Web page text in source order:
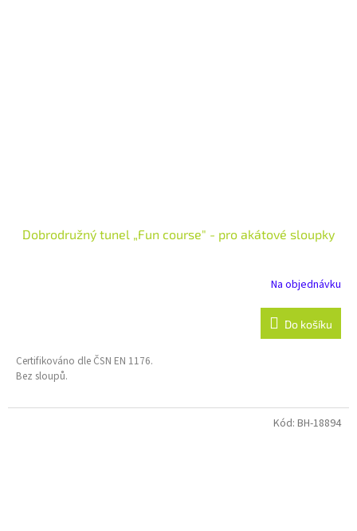
Dobrodružný tunel „Fun course" - pro akátové sloupky
Na objednávku
Do košíku
Certifikováno dle ČSN EN 1176.
Bez sloupů.
Kód: BH-18894